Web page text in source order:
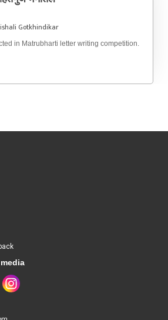
Gotkhindikar
in Matrubharti letter writing competition.